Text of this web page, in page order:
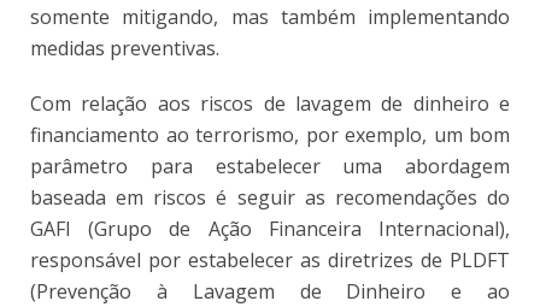
somente mitigando, mas também implementando
medidas preventivas.
Com relação aos riscos de lavagem de dinheiro e
financiamento ao terrorismo, por exemplo, um bom
parâmetro para estabelecer uma abordagem
baseada em riscos é seguir as recomendações do
GAFI (Grupo de Ação Financeira Internacional),
responsável por estabelecer as diretrizes de PLDFT
(Prevenção à Lavagem de Dinheiro e ao